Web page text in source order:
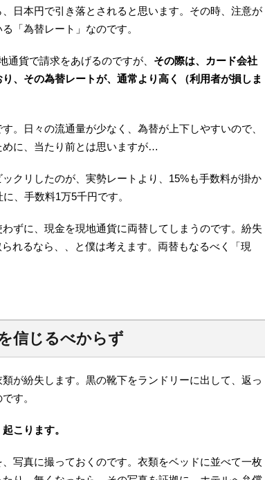
日本円で引き落とされると思います。その時、注意が
「為替レート」なのです。
貨で請求をあげるのですが、 その際は、カード会社
、その為替レートが、通常より高く（利用者が損しま
。日々の流通量が少なく、為替が上下しやすいので、
に、当たり前とは思いますが…
クリしたのが、実勢レートより、15%も手数料が掛か
、手数料1万5千円です。
ずに、現金を現地通貨に両替してしまうのです。紛失
れるなら、、と僕は考えます。両替もなるべく「現
信じるべからず
が紛失します。黒の靴下をランドリーに出して、返っ
す。
こります。
写真に撮っておくのです。衣類をベッドに並べて一枚